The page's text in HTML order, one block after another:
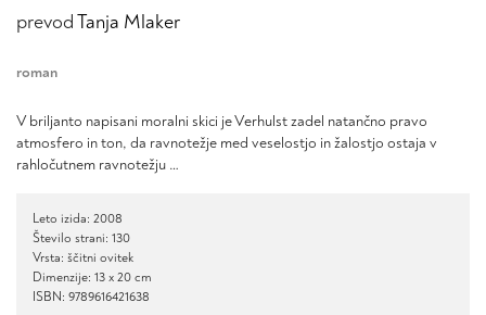
prevodTanja Mlaker
roman
V briljanto napisani moralni skici je Verhulst zadel natančno pravo
atmosfero in ton, da ravnotežje med veselostjo in žalostjo ostaja v
rahločutnem ravnotežju …
Leto izida: 2008
Število strani: 130
Vrsta: ščitni ovitek
Dimenzije: 13 x 20 cm
ISBN: 9789616421638